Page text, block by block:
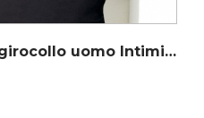
T-shirt MM girocollo uomo Intimidea 200042